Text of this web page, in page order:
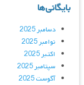
بایگانی‌ها
دسامبر 2025
نوامبر 2025
اکتبر 2025
سپتامبر 2025
آگوست 2025